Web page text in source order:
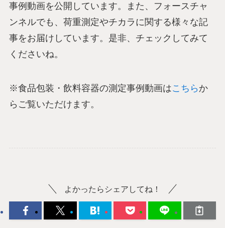
事例動画を公開しています。また、フォースチャ
ンネルでも、荷重測定やチカラに関する様々な記
事をお届けしています。是非、チェックしてみて
くださいね。
※食品包装・飲料容器の測定事例動画はこちら か
らご覧いただけます。
よかったらシェアしてね！